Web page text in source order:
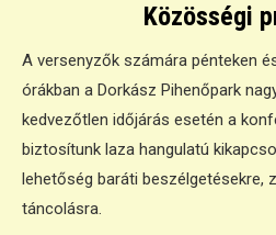
Közösségi
A versenyzők számára pénteken
órákban a Dorkász Pihenőpark
kedvezőtlen időjárás esetén a
biztosítunk laza hangulatú
lehetőség baráti beszélgetésekre,
táncolásra.